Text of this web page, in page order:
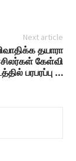
Next article
தயாரா
கேள்வி
பரபரப்பு …